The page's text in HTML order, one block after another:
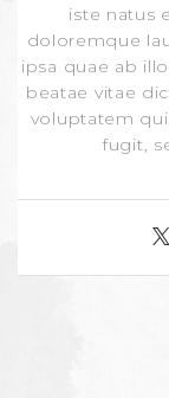
iste natus
doloremque
ipsa quae ab
beatae vitae
voluptatem
fugit,